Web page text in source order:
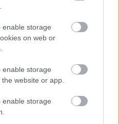
enable storage
on web or
enable storage
website or app.
enable storage